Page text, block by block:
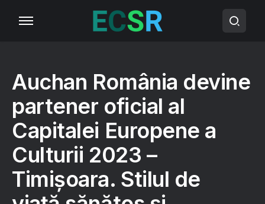
Auchan România devine
partener oficial al
Capitalei Europene a
Culturii 2023 –
Timișoara. Stilul de